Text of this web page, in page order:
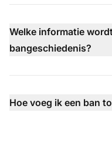
Welke informatie
bangeschiedenis?
Hoe voeg ik een ban